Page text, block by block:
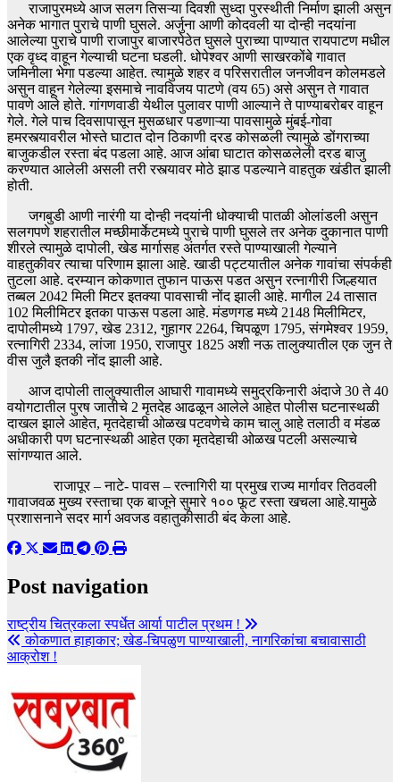
राजापुरमध्ये आज सलग तिसऱ्या दिवशी सुध्दा पुरस्थीती निर्माण झाली असुन
अनेक भागात पुराचे पाणी घुसले. अर्जुना आणी कोदवली या दोन्ही नदयांना
आलेल्या पुराचे पाणी राजापुर बाजारपेठेत घुसले पुराच्या पाण्यात रायपाटण मधील
एक वृध्द वाहून गेल्याची घटना घडली. धोपेश्वर आणी साखरकोंबे गावात
जमिनीला भेगा पडल्या आहेत. त्यामुळे शहर व परिसरातील जनजीवन कोलमडले
असुन वाहून गेलेल्या इसमाचे नावविजय पाटणे (वय 65) असे असुन ते गावात
पावणे आले होते. गांगणवाडी येथील पुलावर पाणी आल्याने ते पाण्याबरोबर वाहून
गेले. गेले पाच दिवसापासून मुसळधार पडणाऱ्या पावसामुळे मुंबई-गोवा
हमरस्त्यावरील भोस्ते घाटात दोन ठिकाणी दरड कोसळली त्यामुळे डोंगराच्या
बाजुकडील रस्ता बंद पडला आहे. आज आंबा घाटात कोसळलेली दरड बाजु
करण्यात आलेली असली तरी रस्त्यावर मोठे झाड पडल्याने वाहतुक खंडीत झाली
होती.
जगबुडी आणी नारंगी या दोन्ही नदयांनी धोक्याची पातळी ओलांडली असुन
सलगपणे शहरातील मच्छीमार्केटमध्ये पुराचे पाणी घुसले तर अनेक दुकानात पाणी
शीरले त्यामुळे दापोली, खेड मार्गासह अंतर्गत रस्ते पाण्याखाली गेल्याने
वाहतुकीवर त्याचा परिणाम झाला आहे. खाडी पट्टयातील अनेक गावांचा संपर्कही
तुटला आहे. दरम्यान कोकणात तुफान पाऊस पडत असुन रत्नागीरी जिल्हयात
तब्बल 2042 मिली मिटर इतक्या पावसाची नोंद झाली आहे. मागील 24 तासात
102 मिलीमिटर इतका पाऊस पडला आहे. मंडणगड मध्ये 2148 मिलीमिटर,
दापोलीमध्ये 1797, खेड 2312, गुहागर 2264, चिपळूण 1795, संगमेश्वर 1959,
रत्नागिरी 2334, लांजा 1950, राजापुर 1825 अशी नऊ तालुक्यातील एक जुन ते
वीस जुलै इतकी नोंद झाली आहे.
आज दापोली तालुक्यातील आघारी गावामध्ये समुद्रकिनारी अंदाजे 30 ते 40
वयोगटातील पुरष जातीचे 2 मृतदेह आढळून आलेले आहेत पोलीस घटनास्थळी
दाखल झाले आहेत, मृतदेहाची ओळख पटवणेचे काम चालु आहे तलाठी व मंडळ
अधीकारी पण घटनास्थळी आहेत एका मृतदेहाची ओळख पटली असल्याचे
सांगण्यात आले.
राजापूर – नाटे- पावस – रत्नागिरी या प्रमुख राज्य मार्गावर तिठवली
गावाजवळ मुख्य रस्ताचा एक बाजूने सुमारे १०० फूट रस्ता खचला आहे.यामुळे
प्रशासनाने सदर मार्ग अवजड वहातुकीसाठी बंद केला आहे.
Post navigation
राष्ट्रीय चित्रकला स्पर्धेत आर्या पाटील प्रथम !
कोकणात हाहाकार; खेड-चिपळुण पाण्याखाली, नागरिकांचा बचावासाठी
आक्रोश !